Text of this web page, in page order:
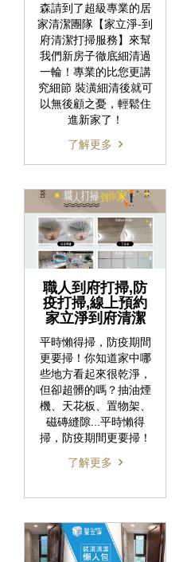
森請到了超級專業的居
家清潔團隊【家立淨-到
府清潔打掃服務】來幫
我們新房子徹底細清過
一輪！專業的比您更講
究細節 裝潢細清後就可
以無後顧之憂，輕鬆住
進新家了！
了解更多
職人到府打掃,防
疫打掃,線上預約
家立淨到府清潔
平時懶得掃，防疫期間
更要掃！你知道家中哪
些地方看起來很乾淨，
但卻超髒的嗎？抽油煙
機、天花板、置物架、
磁磚縫隙...平時懶得
掃，防疫期間更要掃！
了解更多